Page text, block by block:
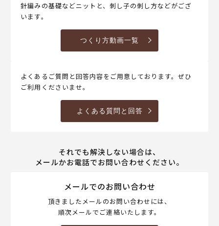
針編みの基礎などニットと、刺し子の刺し方などがござ
います。
つくり方動画一覧
よくあるご質問と回答内容をご用意しております。ぜひ
ご利用くださいませ。
よくある質問と回答
それでも解決しない場合は、
メールかお電話でお問い合わせください。
メールでのお問い合わせ
頂きましたメールのお問い合わせには、
順次メールでご連絡いたします。